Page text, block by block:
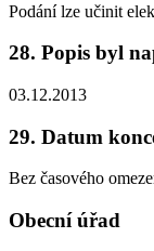
Podání lze učinit
28. Popis byl
03.12.2013
29. Datum
Bez časového
Obecní úřad